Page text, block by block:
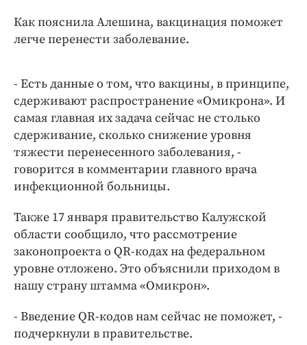
Как пояснила Алешина, вакцинация поможет
легче перенести заболевание.
- Есть данные о том, что вакцины, в принципе,
сдерживают распространение «Омикрона». И
самая главная их задача сейчас не столько
сдерживание, сколько снижение уровня
тяжести перенесенного заболевания, -
говорится в комментарии главного врача
инфекционной больницы.
Также 17 января правительство Калужской
области сообщило, что рассмотрение
законопроекта о QR-кодах на федеральном
уровне отложено. Это объяснили приходом в
нашу страну штамма «Омикрон».
- Введение QR-кодов нам сейчас не поможет, -
подчеркнули в правительстве.